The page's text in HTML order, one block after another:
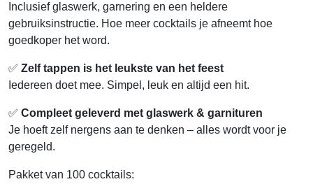
Inclusief glaswerk, garnering en een heldere
gebruiksinstructie. Hoe meer cocktails je afneemt hoe
goedkoper het word.
✅ Zelf tappen is het leukste van het feest
Iedereen doet mee. Simpel, leuk en altijd een hit.
✅ Compleet geleverd met glaswerk & garnituren
Je hoeft zelf nergens aan te denken – alles wordt voor je
geregeld.
Pakket van 100 cocktails: